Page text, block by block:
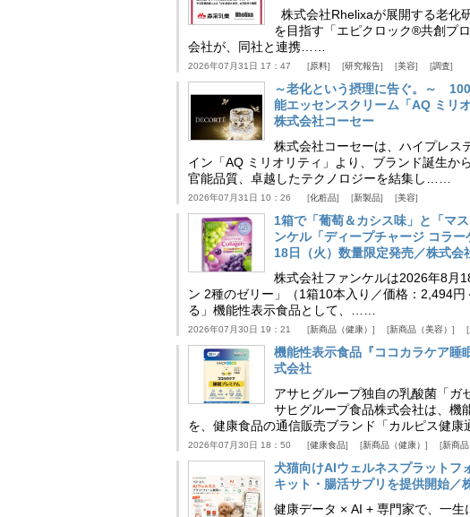
株式会社Rhelixaが展開する老化
を目指す「エピクロック®共創プ
会社が、同社と連携……
2026年07月31日 17：47 原料 研究報告 美容 調査
～老化という摂理に告ぐ。～
能エッセンスクリーム「AQ ミリ
株式会社コーセー
株式会社コーセーは、ハイプレス
イン「AQ ミリオリティ」より、ブランド誕生か
官能品質、卓越したテクノロジーを結集し……
2026年07月31日 10：26 化粧品 新製品 美容
1箱で「葡萄＆カシス味」と「マ
ンケル「ディープチャージ コラ
18日（火）数量限定発売／株式会
株式会社ファンケルは2026年8月
ン 2種のゼリー」（1箱10本入り／価格：2,494
る」機能性表示食品として、……
2026年07月30日 19：21 新商品（健康） 新商品（美容）
機能性表示食品『ココカラケア睡
式会社
アサヒグループ独自の乳酸菌「ガ
サヒグループ食品株式会社は、機
を、健康食品の通信販売ブランド「カルピス健
2026年07月30日 18：50 健康食品 新商品（健康） 新商品
犬猫向けAIウェルネスプラットフ
キット・腸活サプリを提供開始／
健康データ × AI + 専門家で、一